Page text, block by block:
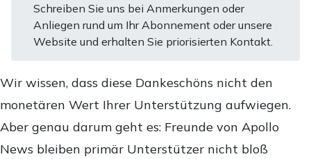
Schreiben Sie uns bei Anmerkungen oder
Anliegen rund um Ihr Abonnement oder unsere
Website und erhalten Sie priorisierten Kontakt.
Wir wissen, dass diese Dankeschöns nicht den
monetären Wert Ihrer Unterstützung aufwiegen.
Aber genau darum geht es: Freunde von Apollo
News bleiben primär Unterstützer nicht bloß